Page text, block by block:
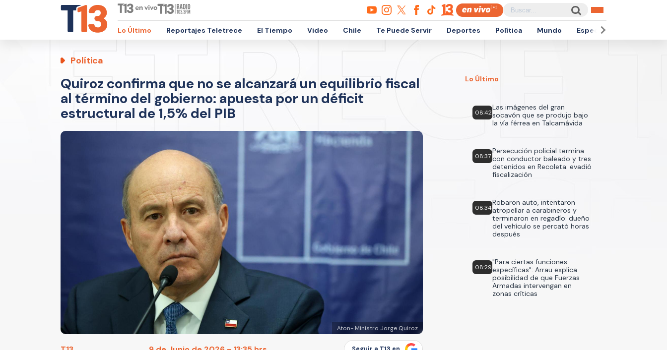
Lo Último Reportajes Teletrece El Tiempo Video Chile Te Puede Servir Deportes Política Mundo Espectáculos
Política
Quiroz confirma que no se alcanzará un equilibrio fiscal
al término del gobierno: apuesta por un déficit
estructural de 1,5% del PIB
Aton- Ministro Jorge Quiroz
Lo Último
08:42
Las imágenes del gran
socavón que se produjo bajo
la vía férrea en Talcamávida
08:37
Persecución policial termina
con conductor baleado y tres
detenidos en Recoleta: evadió
fiscalización
08:34
Robaron auto, intentaron
atropellar a carabineros y
terminaron en regadío: dueño
del vehículo se percató horas
después
08:29
"Para ciertas funciones
específicas": Arrau explica
posibilidad de que Fuerzas
Armadas intervengan en
zonas críticas